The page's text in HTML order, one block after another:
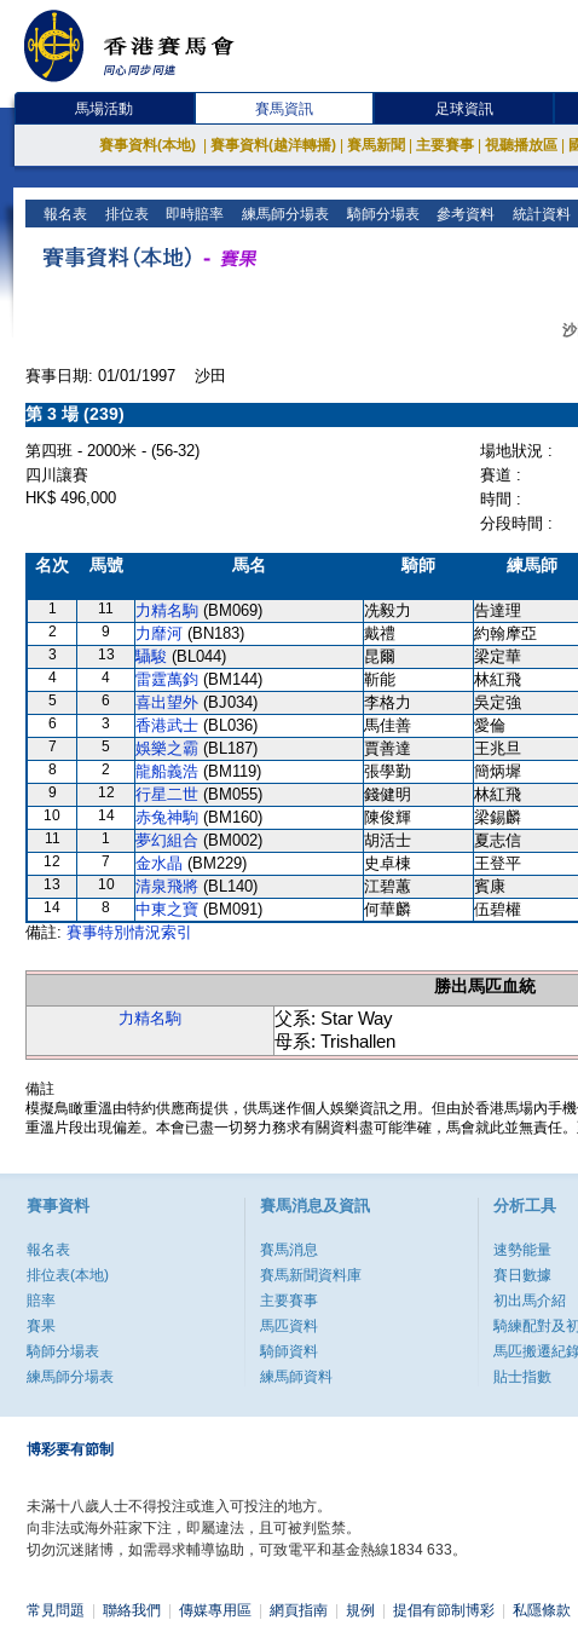
馬場活動 賽馬資訊 足球資訊
賽事資料(本地) 賽事資料(越洋轉播) 賽馬新聞 主要賽事 視聽播放區
報名表 排位表 即時賠率 練馬師分場表 騎師分場表 參考資料 統計資料
賽事日期: 01/01/1997 沙田
第 3 場 (239)
第四班 - 2000米 - (56-32) 場地狀況 :
四川讓賽
賽道 :
HK$ 496,000
時間 :
分段時間 :
名次 馬號 馬名 騎師 練馬師
1 11 力精名駒 (BM069) 冼毅力 告達理
2
9 力靡河 (BN183) 戴禮 約翰摩亞
3
13 䯀駿 (BL044) 昆爾 梁定華
4
4 雷霆萬鈞 (BM144) 靳能 林紅飛
5
6 喜出望外 (BJ034) 李格力 吳定強
6
3 香港武士 (BL036) 馬佳善 愛倫
7
5 娛樂之霸 (BL187) 賈善達 王兆旦
8
2 龍船義浩 (BM119) 張學勤 簡炳墀
9
12 行星二世 (BM055) 錢健明 林紅飛
10
14 赤兔神駒 (BM160) 陳俊輝 梁錫麟
11
1 夢幻組合 (BM002) 胡活士 夏志信
12
7 金水晶 (BM229) 史卓棟 王登平
13
10 清泉飛將 (BL140) 江碧蕙 賓康
14
8 中東之寶 (BM091) 何華麟 伍碧權
備註: 賽事特別情況索引
勝出馬匹血統
力精名駒
父系: Star Way
母系: Trishallen
備註
模擬鳥瞰重溫由特約供應商提供，供馬迷作個人娛樂資訊之用。但由於香港馬場內手
重溫片段出現偏差。本會已盡一切努力務求有關資料盡可能準確，馬會就此並無責任
賽事資料
報名表
排位表(本地)
賠率
賽果
騎師分場表
練馬師分場表
賽馬消息及資訊
賽馬消息
賽馬新聞資料庫
主要賽事
馬匹資料
騎師資料
練馬師資料
分析工具
速勢能量
賽日數據
初出馬介紹
騎練配對及
馬匹搬遷紀
貼士指數
博彩要有節制
未滿十八歲人士不得投注或進入可投注的地方。
向非法或海外莊家下注，即屬違法，且可被判監禁。
切勿沉迷賭博，如需尋求輔導協助，可致電平和基金熱線1834 633。
常見問題 聯絡我們 傳媒專用區 網頁指南 規例 提倡有節制博彩 私隱條款